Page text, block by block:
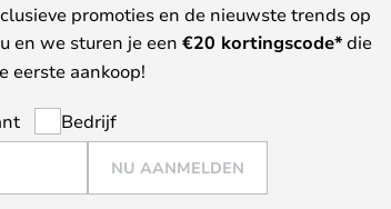
promoties en de nieuwste trends op
en we sturen je een €20 kortingscode*die
eerste aankoop!
Bedrijf
NU AANMELDEN